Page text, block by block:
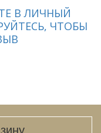
В ЛИЧНЫЙ
ЧТОБЫ